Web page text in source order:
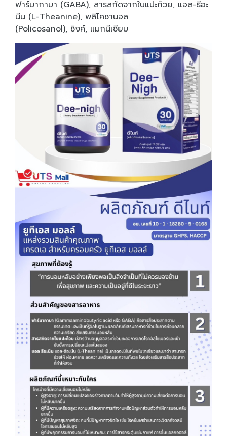
ฟาร์มากาบา (GABA), สารสกัดจากใบแปะก๊วย, แอล-ธีอะ
นีน (L-Theanine), พลิโคซานอล
(Policosanol), ซิงค์, แมกนีเซียม